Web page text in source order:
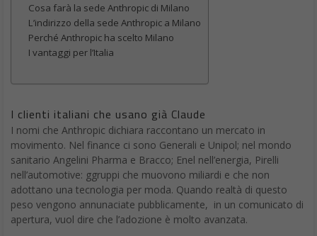
Cosa farà la sede Anthropic di Milano
L’indirizzo della sede Anthropic a Milano
Perché Anthropic ha scelto Milano
I vantaggi per l’Italia
I clienti italiani che usano già Claude
I nomi che Anthropic dichiara raccontano un mercato in
movimento. Nel finance ci sono Generali e Unipol; nel mondo
sanitario Angelini Pharma e Bracco; Enel nell’energia, Pirelli
nell’automotive: ggruppi che muovono miliardi e che non
adottano una tecnologia per moda. Quando realtà di questo
peso vengono annunaciate pubblicamente, in un comunicato di
apertura, vuol dire che l’adozione è molto avanzata.